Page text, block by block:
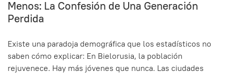
Menos: La Confesión de Una Generación
Perdida
Existe una paradoja demográfica que los estadísticos no
saben cómo explicar: En Bielorusia, la población
rejuvenece. Hay más jóvenes que nunca. Las ciudades